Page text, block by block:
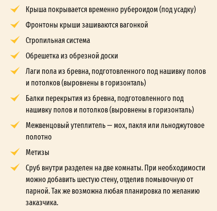
Крыша покрывается временно рубероидом (под усадку)
Фронтоны крыши зашиваются вагонкой
Стропильная система
Обрешетка из обрезной доски
Лаги пола из бревна, подготовленного под нашивку полов
и потолков (выровнены в горизонталь)
Балки перекрытия из бревна, подготовленного под
нашивку полов и потолков (выровнены в горизонталь)
Межвенцовый утеплитель — мох, пакля или льноджутовое
полотно
Метизы
Сруб внутри разделен на две комнаты. При необходимости
можно добавить шестую стену, отделив помывочную от
парной. Так же возможна любая планировка по желанию
заказчика.